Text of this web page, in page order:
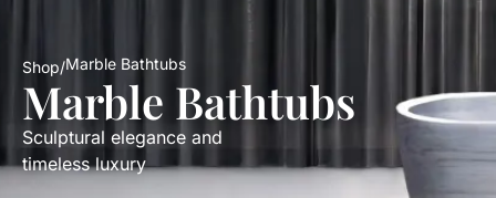
Shop/Marble Bathtubs
Marble Bathtubs
Sculptural elegance and
timeless luxury